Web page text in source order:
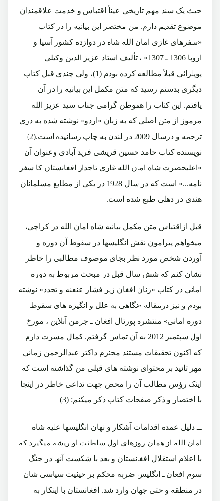
حیث یک سند مهم تاریخی عیناً اقتباس و خدمت علاقمندان
موضوع تقدیم دارم. من مختصر این بیانیه را در کتاب
«سفرهای غازی امان الله شاه در دوازده کشور آسیا و
اروپا 1306 ـ 1307» ، تألیف استاد عزیز الدین وکیلی
پوپلزائی قبلاً مطالعه کرده بودم (1)، ولی چندی قبل کتاب
دیگری بدستم رسید که متن مکمل این بیانیه را در آن
یافتم. این کتاب را هموطن گرامی جناب سید عزیز الله
مرموز از متن اصلی که به زبان «اردو» نوشته شده به دری
ترجمه و درسال 2009 در لندن به چاپ رسانیده است.(2)
نویسنده کتاب حامد حسین قریشی فرید آبادی وعنوان آن
«اعلیحضرت شاه امان الله غازی تاجدار افغانستان کا سفر
نامه...» است که در سال 1928 در یکی از مطابع مسلمانان
هندی در دهلی طبع شده است.
قبل ازاقتباس متن مکمل بیانیه شاه امان الله در کراچی،
میخواهم پیرامون نقش انگلیسها در سقوط آن دوره و
آوردن شخص مورد نظر بجای موصوف مطالبی را خاطر
نشان کنم که شش سال قبل در مبحث مربوط به دوره
امانی در کتاب «زنان افغان زیر فشار عنعنه و تجدد» نوشته
بودم و نیز درمقاله «نگاهی به علل و انگیزه های سقوط
دوره امانی» منتشره پورتال افغان ـ جرمن آنلاین ، مورخ
اول سپتمبر 2012 به آن تماس گرفتم. کمال مسرت دارم
که اکنون تحقیقات مستند محترم داکتر عبدالرحمن زمانی
مهر تائید بر محتوای نوشته های قبلی من گذاشته است که
اینک رؤس مطالب آن را محض جهت تداعی خاطر در اینجا
با اختصار و ذکر صفحات کتاب ذکر میکنم: (3)
ــ دلیل عمده اقدامات آشکار و نهان انگلیسها علیه شاه
امان الله از همان روزهای اول سلطنت او ریشه میگیرد که
با اعلام استقلال افغانستان و بعد با شکست آنها در جنگ
سوم افغان ـ انگلیس ضربه محکم بر حیثیت سیاسی شان
در منطقه و حتی جهان وارد شد. افغانستان با اینکار به